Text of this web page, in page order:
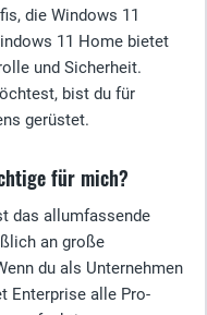
die Windows 11
11 Home bietet
und Sicherheit.
bist du für
gerüstet.
für mich?
das allumfassende
an große
du als Unternehmen
Enterprise alle Pro-